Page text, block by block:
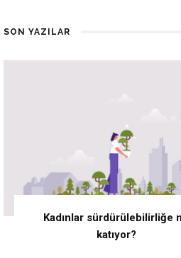
SON YAZILAR
Kadınlar sürdürülebilirliğe
katıyor?